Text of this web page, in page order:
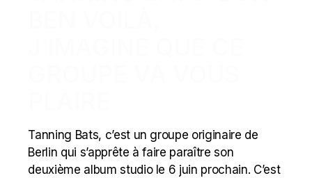
Tanning Bats, c’est un groupe originaire de
Berlin qui s’apprête à faire paraître son
deuxième album studio le 6 juin prochain. C’est